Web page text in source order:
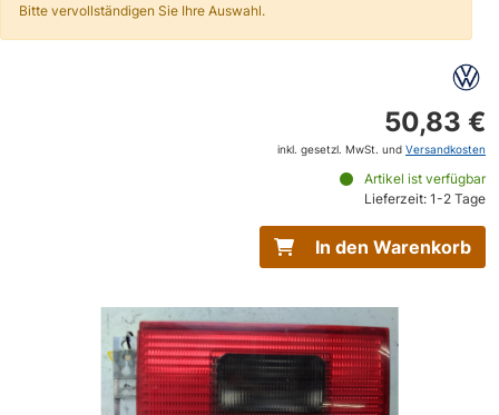
Bitte vervollständigen Sie Ihre Auswahl.
50,83 €
inkl. gesetzl. MwSt. und Versandkosten
Artikel ist verfügbar
Lieferzeit: 1-2 Tage
In den Warenkorb